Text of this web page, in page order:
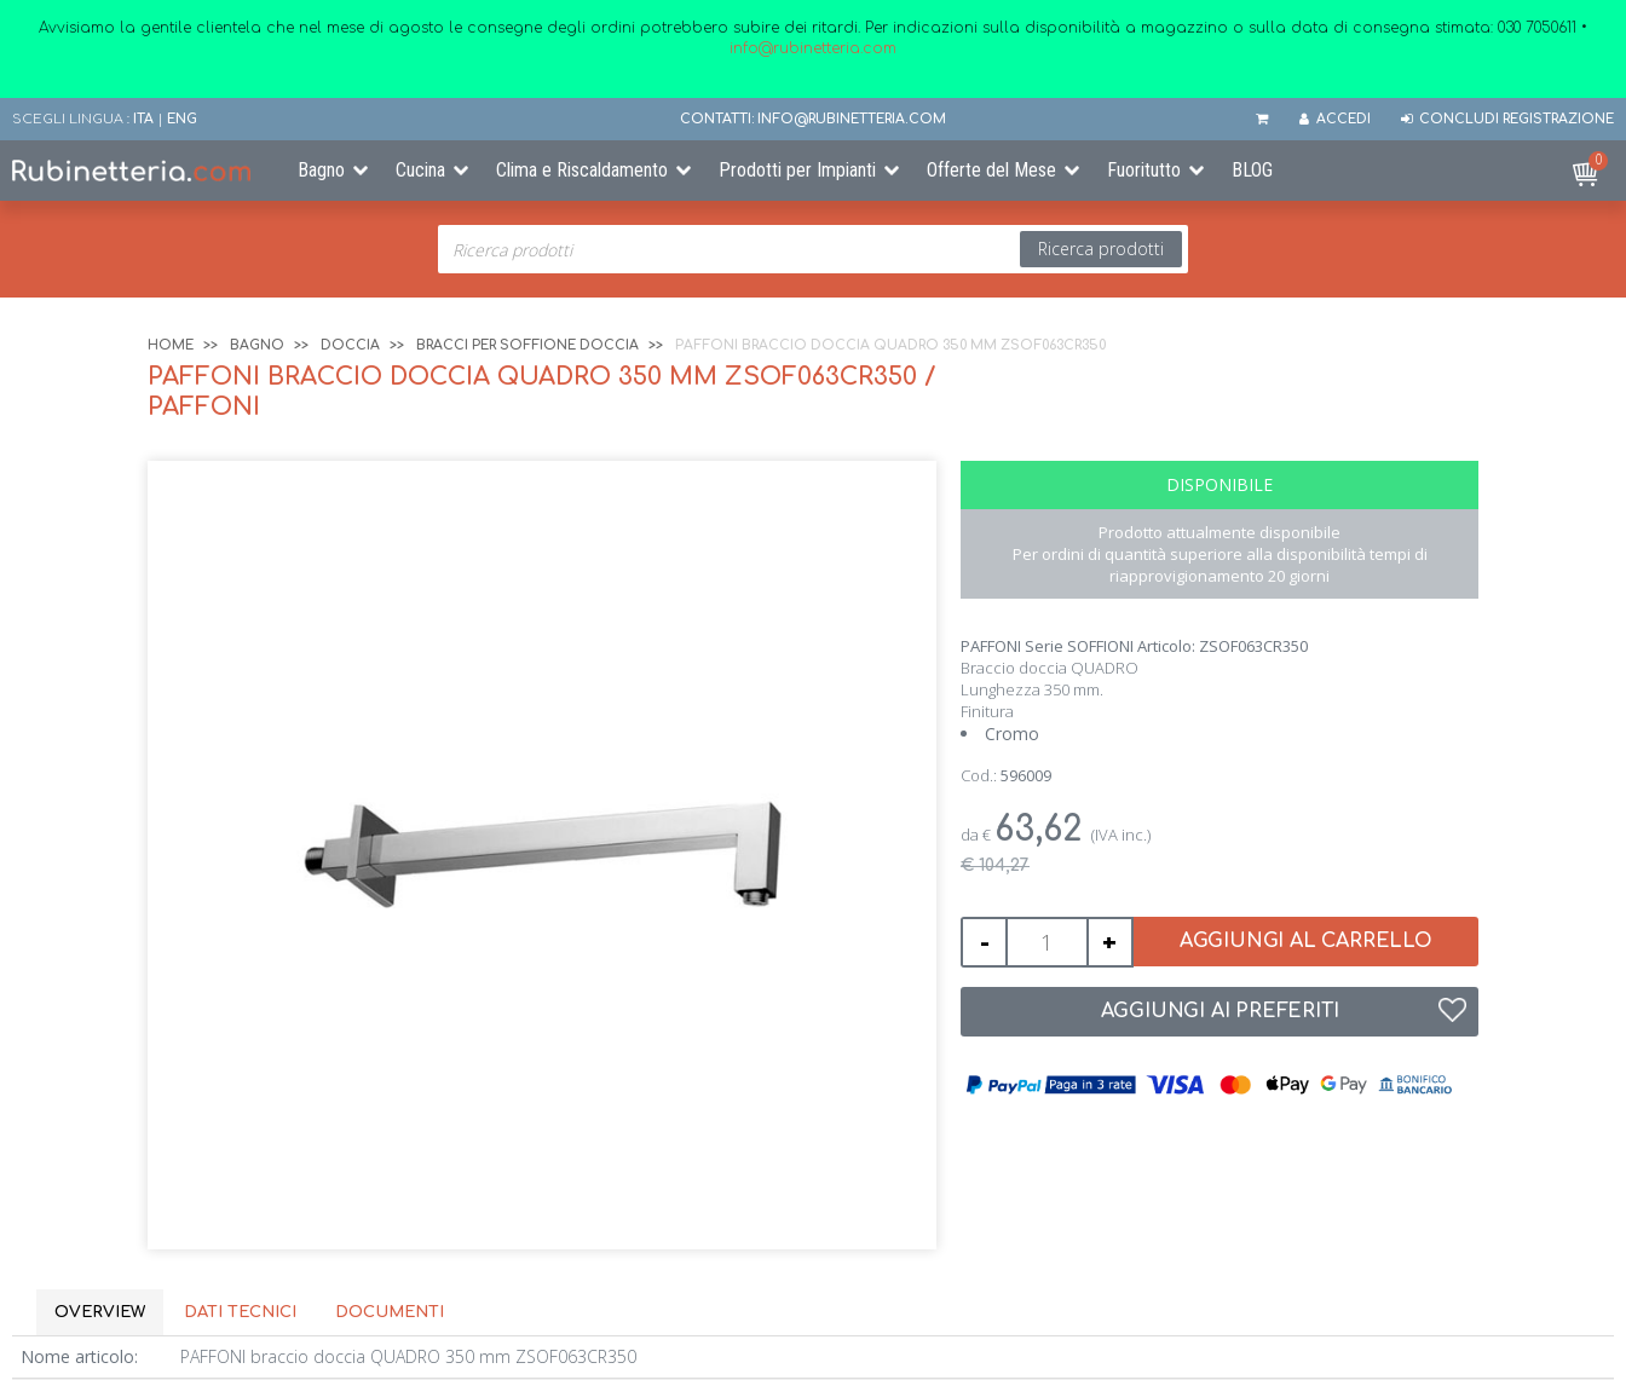
Avvisiamo la gentile clientela che nel mese di agosto le consegne degli ordini potrebbero subire dei ritardi. Per indicazioni sulla disponibilità a magazzino o sulla data di consegna stimata: 030 7050611 •
info@rubinetteria.com
SCEGLI LINGUA : ITA | ENG CONTATTI: INFO@RUBINETTERIA.COM ACCEDI CONCLUDI REGISTRAZIONE
Bagno Cucina Clima e Riscaldamento Prodotti per Impianti Offerte del Mese Fuoritutto BLOG 0
Ricerca prodotti
HOME BAGNO DOCCIA BRACCI PER SOFFIONE DOCCIA PAFFONI BRACCIO DOCCIA QUADRO 350 MM ZSOF063CR350
PAFFONI BRACCIO DOCCIA QUADRO 350 MM ZSOF063CR350 /
PAFFONI
DISPONIBILE
Prodotto attualmente disponibile
Per ordini di quantità superiore alla disponibilità tempi di
riapprovigionamento 20 giorni
PAFFONI Serie SOFFIONI Articolo: ZSOF063CR350
Braccio doccia QUADRO
Lunghezza 350 mm.
Finitura
Cromo
Cod.: 596009
da € 63,62 (IVA inc.)
€ 104,27
- + AGGIUNGI AL CARRELLO
AGGIUNGI AI PREFERITI
OVERVIEW DATI TECNICI DOCUMENTI
Nome articolo:
PAFFONI braccio doccia QUADRO 350 mm ZSOF063CR350